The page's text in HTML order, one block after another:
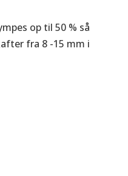
op til 50 % så
fra 8 -15 mm i